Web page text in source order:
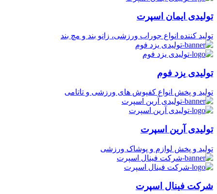
تولیدی ایمان اسپرت
تولید کننده انواع جوراب ورزشی، زانو بند و مچ بند
تولیدی یزد فوم
تولید و پخش انواع کفپوش های ورزشی و تاتامی
تولیدی آرین اسپرت
تولید و پخش لوازم و پوشاک ورزشی
شرکت فینال اسپرت